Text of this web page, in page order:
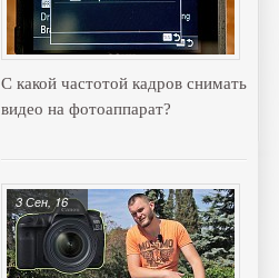
С какой частотой кадров снимать
видео на фотоаппарат?
3 Сен, 16